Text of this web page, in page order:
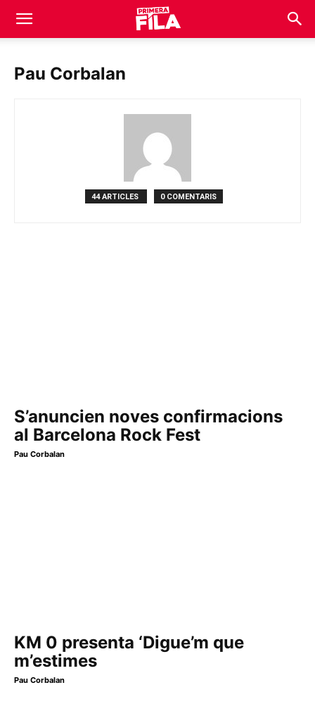
Pau Corbalan
44 ARTICLES 0 COMENTARIS
S’anuncien noves confirmacions
al Barcelona Rock Fest
Pau Corbalan
KM 0 presenta ‘Digue’m que
m’estimes
Pau Corbalan